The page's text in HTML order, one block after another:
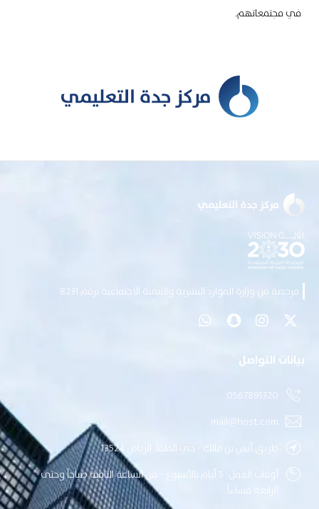
في مجتمعاتهم.
مرخصة من وزارة الموارد البشرية والتنمية الاجتماعية برقم 8231
بيانات التواصل
0567891320
mail@host.com
طريق أنس بن مالك - حي الملقا, الرياض 13524
أوقات العمل: 5 أيام بالأسبوع - من الساعة الثامنة صباحاً وحتى
الرابعة مساءاً.